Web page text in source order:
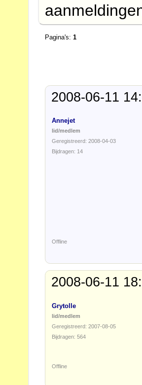
Pagina's:1
2008-06-11
Annejet
lid/medlem
Geregistreerd: 2008-04-03
Bijdragen: 14
Offline
2008-06-11
Grytolle
lid/medlem
Geregistreerd: 2007-08-05
Bijdragen: 564
Offline